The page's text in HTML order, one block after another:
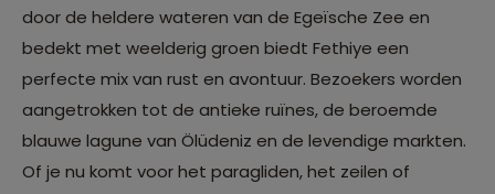
door de heldere wateren van de Egeïsche Zee en
bedekt met weelderig groen biedt Fethiye een
perfecte mix van rust en avontuur. Bezoekers worden
aangetrokken tot de antieke ruïnes, de beroemde
blauwe lagune van Ölüdeniz en de levendige markten.
Of je nu komt voor het paragliden, het zeilen of